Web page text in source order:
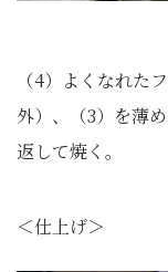
（4）よくなれた
外）、（3）を薄
返して焼く。
＜仕上げ＞